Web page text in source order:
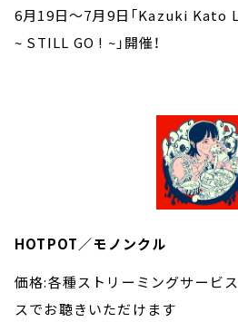
6月19日～7月9日「Kazuki Kato
~ STILL GO ! ~」開催！
HOTPOT／モノンクル
価格:各種ストリーミングサービ
スでお聴きいただけます